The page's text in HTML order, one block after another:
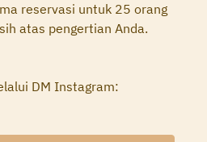
reservasi untuk 25 orang
atas pengertian Anda.
DM Instagram: